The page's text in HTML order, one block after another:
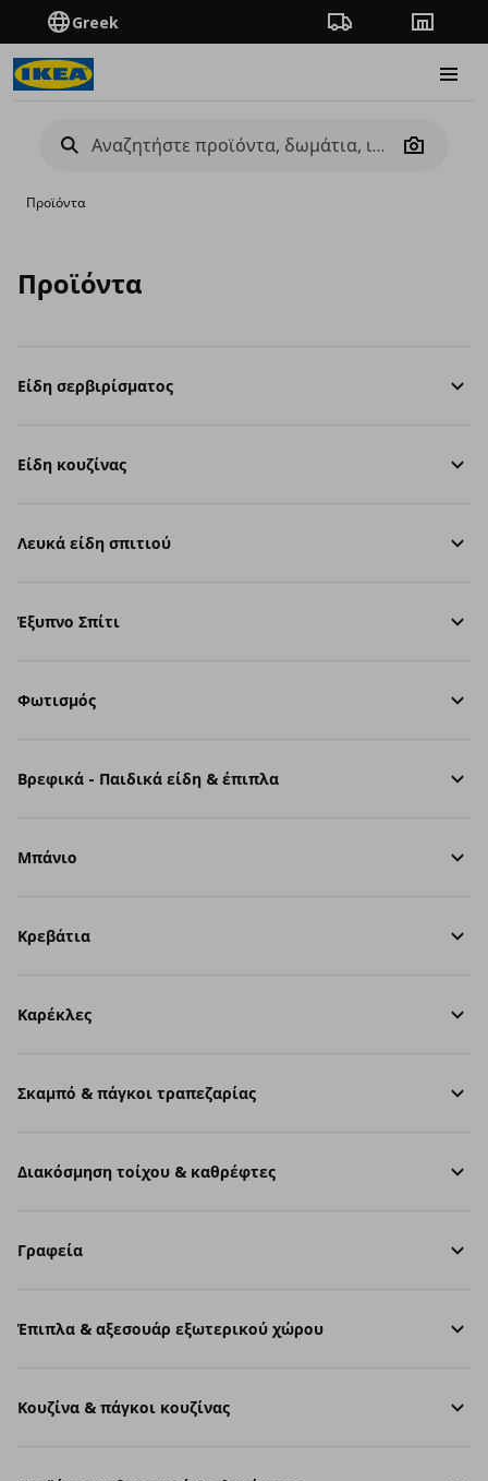
Greek Πορεία παραγγελίας
Camera
Προϊόντα
Προϊόντα
Είδη σερβιρίσματος
Είδη κουζίνας
Λευκά είδη σπιτιού
Έξυπνο Σπίτι
Φωτισμός
Βρεφικά - Παιδικά είδη & έπιπλα
Μπάνιο
Κρεβάτια
Καρέκλες
Σκαμπό & πάγκοι τραπεζαρίας
Διακόσμηση τοίχου & καθρέφτες
Γραφεία
Έπιπλα & αξεσουάρ εξωτερικού χώρου
Κουζίνα & πάγκοι κουζίνας